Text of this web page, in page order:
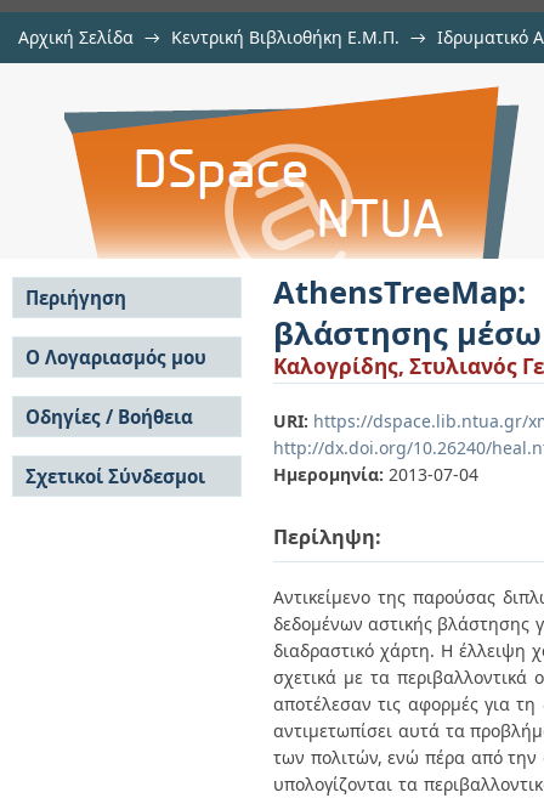
Αρχική Σελίδα → Κεντρική Βιβλιοθήκη Ε.Μ.Π. → Ιδρυματικό
AthensTreeMap: Εφαρμογή
crowdsourcing
βλάστησης
Καλογρίδης, Στυλιανός
URI: https://dspace.lib.ntua.gr/
http://dx.doi.org/10.26240/
Ημερομηνία: 2013-07-04
Περίληψη:
Αντικείμενο της παρούσας
δεδομένων αστικής βλάστησης
διαδραστικό χάρτη. Η έλλειψη
σχετικά με τα
αποτέλεσαν τις αφορμές για
αντιμετωπίσει αυτά τα
των πολιτών, ενώ πέρα από την
υπολογίζονται τα
Περιήγηση
Σε όλο το DSpace
Κοινότητες & Συλλογές
Ανά Ημερομηνία
Έκδοσης
Συγγραφείς
Τίτλοι
Θέματα
Ο Λογαριασμός μου
Σύνδεση
Εγγραφή
Οδηγίες / Βοήθεια
Οδηγίες Υποβολής
Οδηγίες Χρήσης ΙΑ
Συχνές Ερωτήσεις
Σχετικοί Σύνδεσμοι